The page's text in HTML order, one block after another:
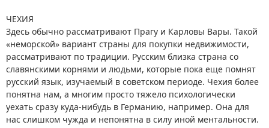
ЧЕХИЯ
Здесь обычно рассматривают Прагу и Карловы Вары. Такой
«неморской» вариант страны для покупки недвижимости,
рассматривают по традиции. Русским близка страна со
славянскими корнями и людьми, которые пока еще помнят
русский язык, изучаемый в советском периоде. Чехия более
понятна нам, а многим просто тяжело психологически
уехать сразу куда-нибудь в Германию, например. Она для
нас слишком чужда и непонятна в силу иной ментальности.